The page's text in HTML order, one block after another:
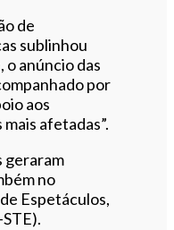
de
sublinhou
anúncio das
por
aos
afetadas”.
geraram
no
Espetáculos,